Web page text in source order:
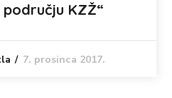
KZŽ“
7. prosinca 2017.